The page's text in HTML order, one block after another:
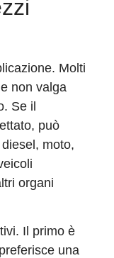
Molti
non valga
Se il
può
moto,
organi
Il primo è
una